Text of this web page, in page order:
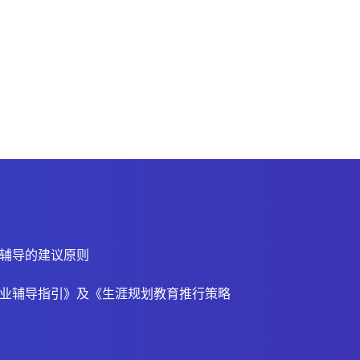
导的建议原则
辅导指引》及《生涯规划教育推行策略